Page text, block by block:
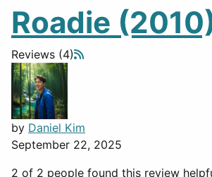
Roadie
Reviews (4)
by Daniel Kim
September 22, 2025
2 of 2 people found this review